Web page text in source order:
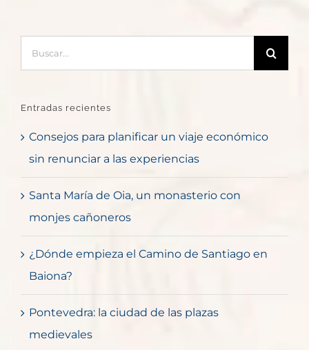
Entradas recientes
Consejos para planificar un viaje económico
sin renunciar a las experiencias
Santa María de Oia, un monasterio con
monjes cañoneros
¿Dónde empieza el Camino de Santiago en
Baiona?
Pontevedra: la ciudad de las plazas
medievales